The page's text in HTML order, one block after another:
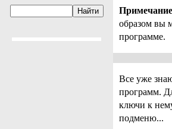
образом вы
программе.
Все уже
программ.
ключи к
подменю...